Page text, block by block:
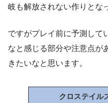
岐も解放されない作りとな
ですがプレイ前に予測して
なと感じる部分や注意点が
きたいなと思います。
クロステイル